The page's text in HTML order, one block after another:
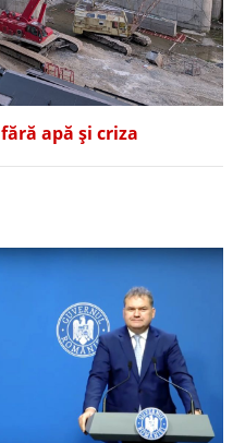
apă și criza